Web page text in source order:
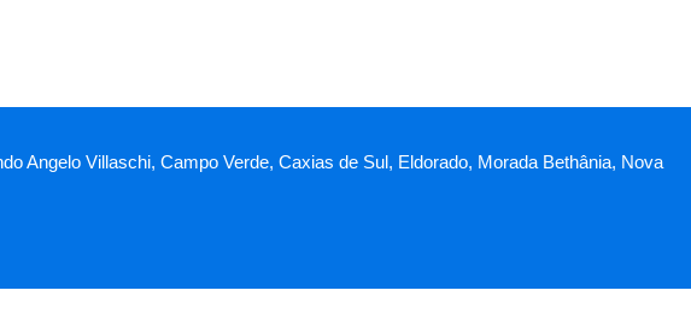
Angelo Villaschi, Campo Verde, Caxias de Sul, Eldorado, Morada Bethânia, Nova